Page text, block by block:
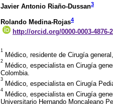
Javier Antonio Riaño-Dussan3
Rolando Medina-Rojas4
http://orcid.org/0000-0003-4876-
1
Médico, residente de Cirugía
2
Médico, especialista en Cirugía
Colombia.
3
Médico, especialista en Cirugía
4
Médico, especialista en Cirugía
Universitario Hernando Moncaleano